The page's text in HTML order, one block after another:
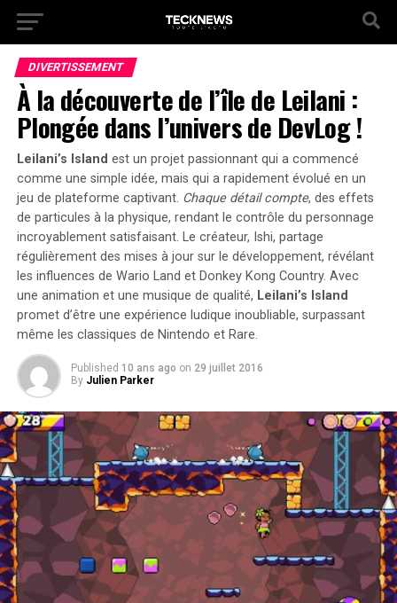
DIVERTISSEMENT
À la découverte de l’île de Leilani :
Plongée dans l’univers de DevLog !
Leilani’s Island est un projet passionnant qui a commencé
comme une simple idée, mais qui a rapidement évolué en un
jeu de plateforme captivant. Chaque détail compte, des effets
de particules à la physique, rendant le contrôle du personnage
incroyablement satisfaisant. Le créateur, Ishi, partage
régulièrement des mises à jour sur le développement, révélant
les influences de Wario Land et Donkey Kong Country. Avec
une animation et une musique de qualité, Leilani’s Island
promet d’être une expérience ludique inoubliable, surpassant
même les classiques de Nintendo et Rare.
Published 10 ans ago on 29 juillet 2016
By Julien Parker